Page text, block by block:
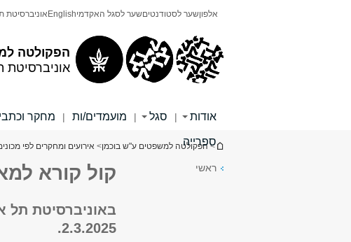
הפקולטה
אוניברסיטת
אלפוןשער לסטודנטיםשער לסגל האקדמיEnglish אוניברסיטת
אודות | סגל | מועמדים/ות | מחקר
ספרייה
הינך נמצא כאן
> הפקולטה למשפטים ע"ש בוכמן> אירועים ומחקרים לפי
ראשי קול קורא
2.3.2025.